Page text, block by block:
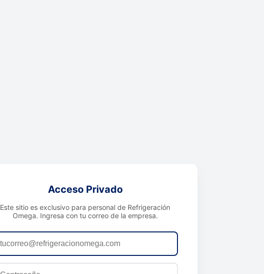
Acceso Privado
Este sitio es exclusivo para personal de Refrigeración
Omega. Ingresa con tu correo de la empresa.